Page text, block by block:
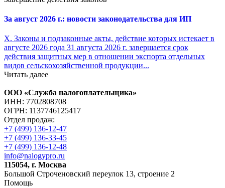
За август 2026 г.: новости законодательства для ИП
X. Законы и подзаконные акты, действие которых истекает в
августе 2026 года 31 августа 2026 г. завершается срок
действия защитных мер в отношении экспорта отдельных
видов сельскохозяйственной продукции...
Читать далее
ООО «Служба налогоплательщика»
ИНН: 7702808708
ОГРН: 1137746125417
Отдел продаж:
+7 (499) 136-12-47
+7 (499) 136-33-45
+7 (499) 136-12-48
info@nalogypro.ru
115054, г. Москва
Большой Строченовский переулок 13, строение 2
Помощь